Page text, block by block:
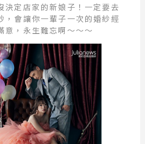
決定店家的新娘子！一定要去
，會讓你一輩子一次的婚紗經
意，永生難忘啊～～～